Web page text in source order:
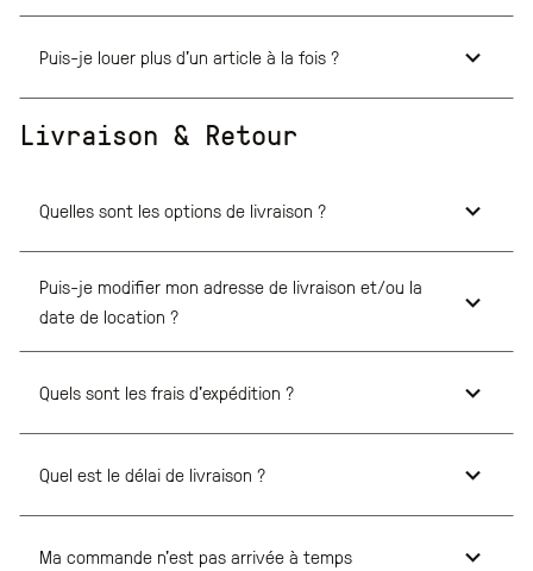
Puis-je louer plus d'un article à la fois ?
Livraison & Retour
Quelles sont les options de livraison ?
Puis-je modifier mon adresse de livraison et/ou la
date de location ?
Quels sont les frais d'expédition ?
Quel est le délai de livraison ?
Ma commande n'est pas arrivée à temps